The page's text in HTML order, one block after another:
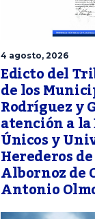
4 agosto, 2026
Edicto del
de los
Rodríguez y
atención a
Únicos y
Herederos
Albornoz de
Antonio